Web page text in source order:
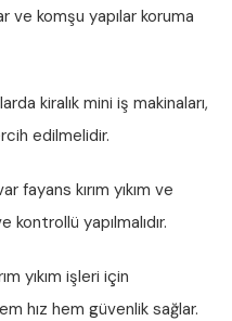
ve komşu yapılar koruma
kiralık mini iş makinaları,
edilmelidir.
fayans kırım yıkım ve
yapılmalıdır.
yıkım işleri için
hız hem güvenlik sağlar.